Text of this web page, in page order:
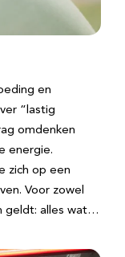
en
“lastig
omdenken
energie.
zich op een
Voor zowel
geldt: alles wat…